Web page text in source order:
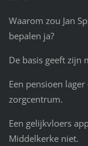
Waarom zou Jan
bepalen ja?
De basis geeft zijn
Een pensioen
zorgcentrum.
Een gelijkvloers
Middelkerke niet.